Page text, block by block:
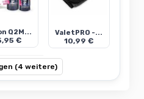
Q2M...
€
ValetPRO -...
10,99 €
(4 weitere)